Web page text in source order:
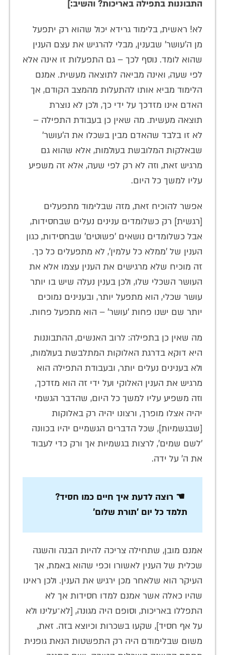
התבוננות בתפילה באריכות? והשיב:]
לא! ראשית, בלימוד גרידא יכול שהוא רק יתפעל
מן ה'עושר' שבענין, מבלי להרגיש את עצם הענין
שהוא לומד. נוסף לכך – גם התפעלות זו אינה אלא
לפי שעה, ואינה מביאה לתוצאה מעשית. אמנם
הלימוד מביא אותו להתעלות מהמצב הקודם, אך
האדם אינו מזדכך על ידי כך, ולכן לא נוצרת
תוצאה מעשית. מה שאין כן בעבודת התפילה –
לא זו בלבד שהאדם מבין בשכלו את ה'עושר'
שבאלקות המלובשת בעולמות, אלא שהוא גם
מרגיש זאת, וזה לא רק לפי שעה, אלא זה משפיע
עליו למשך כל היום.
אפשר להוכיח זאת, מזה שבלימוד מתפעלים
[רגשית] רק כשלומדים ענינים נעלים שבחסידות,
אבל כשלומדים נושאים 'פשוטים' שבחסידות, כגון
הענין של 'ממלא כל עלמין', לא מתפעלים כל כך.
זה מוכיח שלא מרגישים את הענין עצמו אלא את
העושר השכלי שלו, ולכן בענין נעלה שיש בו יותר
עושר שכלי, הוא מתפעל יותר, ובענינים נמוכים
יותר שם ישנו פחות 'עושר' – הוא מתפעל פחות.
מה שאין כן בתפילה: לרוב האנשים, ההתבוננות
היא דוקא בדרגת האלוקות המתלבשת בעולמות,
ולא בענינים נעלים יותר, ובעבודת התפילה הוא
מרגיש את הענין האלוקי ועל ידי זה הוא מזדכך,
וזה משפיע עליו למשך כל היום, שהדבר הגשמי
יהיה אצלו מופרך, ורצונו יהיה רק באלוקות
[שבגשמיות], שכל הדברים הגשמיים יהיו בכוונה
'לשם שמים', לרצות בגשמיות אך ורק כדי לעבוד
את ה' על ידה.
☚ רוצה לדעת איך חיים כמו חסיד?
תלמד כל יום 'תורת שלום'
אמנם מובן, שתחילה צריכה להיות הבנה והשגה
שכלית של הענין לאשורו וכפי שהוא באמת, אך
העיקר הוא שלאחר מכן ירגיש את הענין. ולכן ראינו
שהיו כאלה אשר אמנם למדו חסידות אך לא
התפללו באריכות, וסופם היה מגונה, [לא־עלינו ולא
על אף חסיד], שקעו בשכרות וכיוצא בזה. זאת,
משום שבלימודם היה רק התפשטות הנאת גופנית